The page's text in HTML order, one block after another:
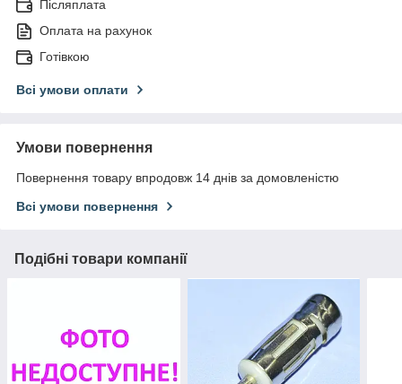
Післяплата
Оплата на рахунок
Готівкою
Всі умови оплати
Умови повернення
Повернення товару впродовж 14 днів за домовленістю
Всі умови повернення
Подібні товари компанії